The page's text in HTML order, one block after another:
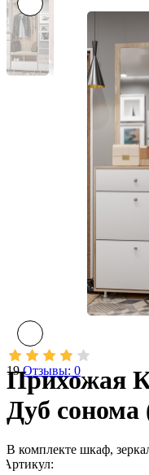
19 Отзывы: 0
Прихожая
Дуб
В комплекте шкаф,
Артикул: